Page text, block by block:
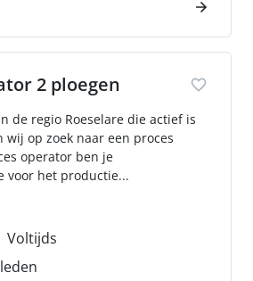
2 ploegen
de regio Roeselare die actief is
wij op zoek naar een proces
operator ben je
voor het productie...
Voltijds